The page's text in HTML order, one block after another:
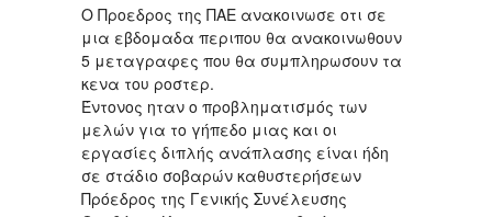
Ο Προεδρος της ΠΑΕ ανακοινωσε οτι σε
μια εβδομαδα περιπου θα ανακοινωθουν
5 μεταγραφες που θα συμπληρωσουν τα
κενα του ροστερ.
Έντονος ηταν ο προβληματισμός των
μελών για το γήπεδο μιας και οι
εργασίες διπλής ανάπλασης είναι ήδη
σε στάδιο σοβαρών καθυστερήσεων
Πρόεδρος της Γενικής Συνέλευσης